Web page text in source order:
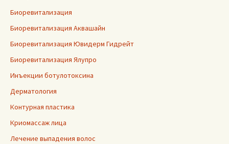
Биоревитализация
Биоревитализация Аквашайн
Биоревитализация Ювидерм Гидрейт
Биоревитализация Ялупро
Инъекции ботулотоксина
Дерматология
Контурная пластика
Криомассаж лица
Лечение выпадения волос